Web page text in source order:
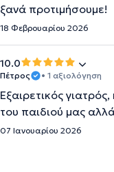
ξανά προτιμήσουμε!
18 Φεβρουαρίου 2026
10.0
Πέτρος • 1 αξιολόγηση
Εξαιρετικός
του παιδιού μας
07 Ιανουαρίου 2026